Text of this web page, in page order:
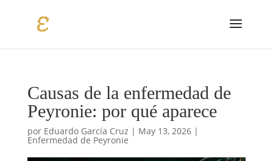
Causas de la enfermedad de
Peyronie: por qué aparece
por Eduardo García Cruz | May 13, 2026|
Enfermedad de Peyronie